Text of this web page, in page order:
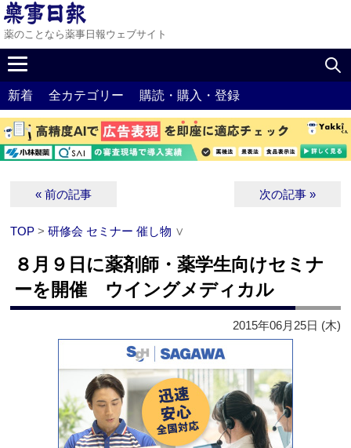
薬のことなら薬事日報ウェブサイト
新着 全カテゴリー 購読・購入・登録
« 前の記事 次の記事 »
TOP >研修会 セミナー 催し物 ∨
８月９日に薬剤師・薬学生向けセミナ
ーを開催 ウイングメディカル
2015年06月25日 (木)